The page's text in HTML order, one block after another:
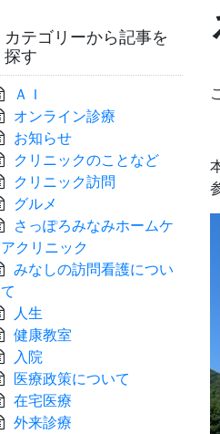
カテゴリーから記事を
探す
ＡＩ
オンライン診療
お知らせ
クリニックのことなど
クリニック訪問
グルメ
さっぽろみなみホームケ
アクリニック
みなしの訪問看護につい
て
人生
健康教室
入院
医療政策について
在宅医療
外来診療